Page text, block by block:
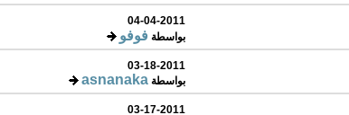
04-04-2011
بواسطة فوفو
03-18-2011
بواسطة asnanaka
03-17-2011